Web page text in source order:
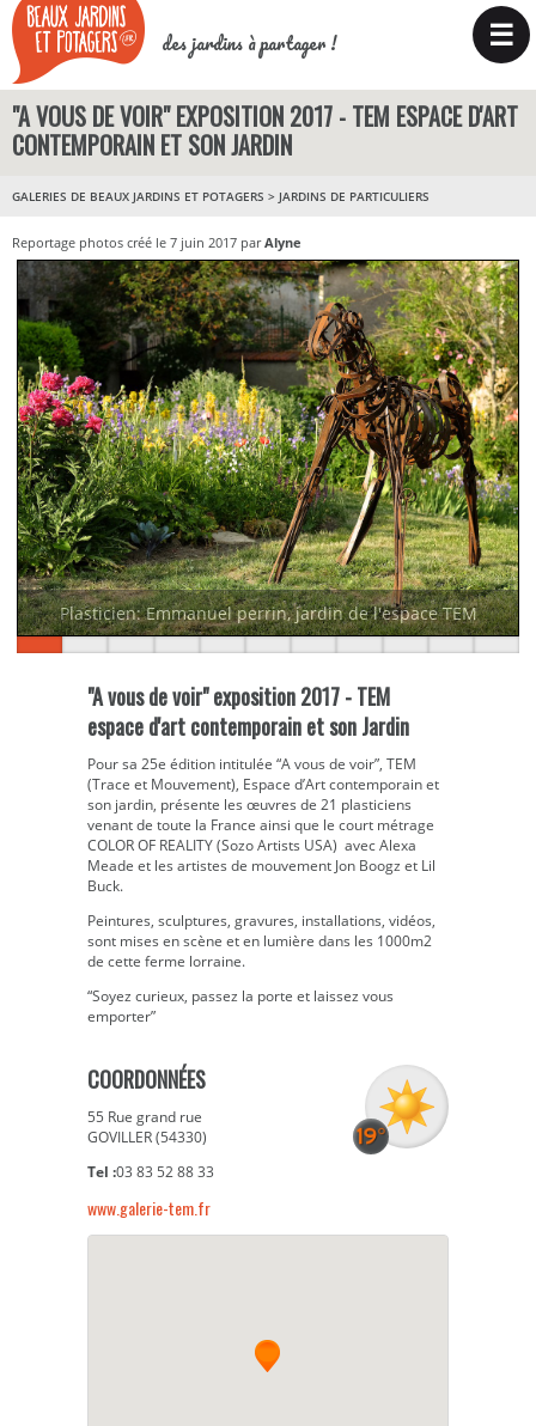
des jardins à partager ! ☰
"A VOUS DE VOIR" EXPOSITION 2017 - TEM ESPACE D'ART
CONTEMPORAIN ET SON JARDIN
GALERIES DE BEAUX JARDINS ET POTAGERS > JARDINS DE PARTICULIERS
Reportage photos créé le 7 juin 2017 parAlyne
Plasticien: Emmanuel perrin, jardin de l'espace TEM
"A vous de voir" exposition 2017 - TEM
espace d'art contemporain et son Jardin
Pour sa 25e édition intitulée “A vous de voir”, TEM
(Trace et Mouvement), Espace d’Art contemporain et
son jardin, présente les œuvres de 21 plasticiens
venant de toute la France ainsi que le court métrage
COLOR OF REALITY (Sozo Artists USA) avec Alexa
Meade et les artistes de mouvement Jon Boogz et Lil
Buck.
Peintures, sculptures, gravures, installations, vidéos,
sont mises en scène et en lumière dans les 1000m2
de cette ferme lorraine.
“Soyez curieux, passez la porte et laissez vous
emporter”
COORDONNÉES
55 Rue grand rue
GOVILLER (54330)
Tel :03 83 52 88 33
www.galerie-tem.fr